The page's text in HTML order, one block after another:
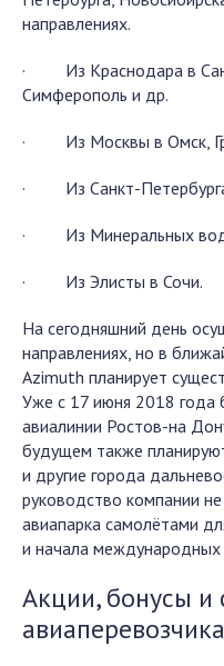
направлениях.
· Из Краснодара в
Симферополь и др.
· Из Москвы в Омск,
· Из Санкт-Петербурга
· Из Минеральных вод
· Из Элисты в Сочи.
На сегодняшний день
направлениях, но в
Azimuth планирует
Уже с 17 июня 2018 года
авиалинии Ростов-на
будущем также
и другие города
руководство компании
авиапарка самолётами
и начала международных
Акции, бонусы и
авиаперевозчика